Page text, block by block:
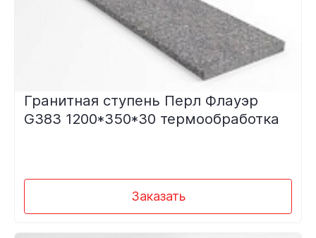
Гранитная ступень Перл Флауэр
G383 1200*350*30 термообработка
Заказать